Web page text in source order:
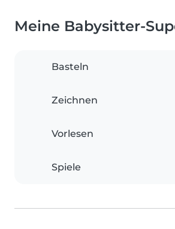
Meine Babysitter-
Basteln
Zeichnen
Vorlesen
Spiele